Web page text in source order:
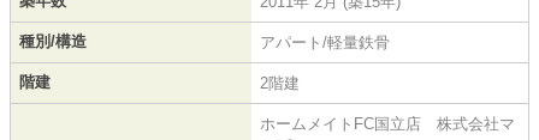
種別/構造 アパート/軽量鉄骨
階建 2階建
ホームメイトFC国立店 株式会社マ